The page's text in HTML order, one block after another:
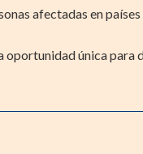
afectadas en
oportunidad única para